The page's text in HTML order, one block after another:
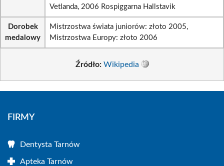
Vetlanda, 2006 Rospiggarna Hallstavik
Dorobek
medalowy
Mistrzostwa świata juniorów: złoto 2005,
Mistrzostwa Europy: złoto 2006
Źródło: Wikipedia
FIRMY
Dentysta Tarnów
Apteka Tarnów